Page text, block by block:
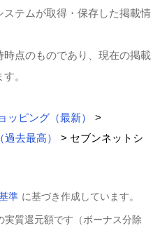
テムが取得・保存した掲載情
点のものであり、現在の掲載
。
ッピング（最新）
>
去最高）
> セブンネットシ
準 に基づき作成しています。
質還元額です（ボーナス分除